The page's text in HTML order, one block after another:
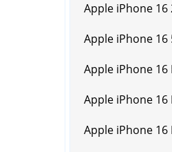
Apple iPhone 16
Apple iPhone 16
Apple iPhone 16
Apple iPhone 16
Apple iPhone 16